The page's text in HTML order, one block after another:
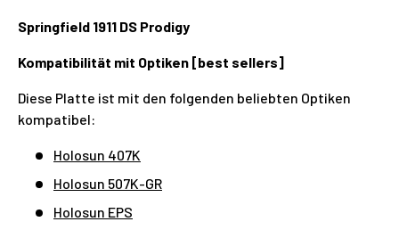
Springfield 1911 DS Prodigy
Kompatibilität mit Optiken [best sellers]
Diese Platte ist mit den folgenden beliebten Optiken
kompatibel:
Holosun 407K
Holosun 507K-GR
Holosun EPS